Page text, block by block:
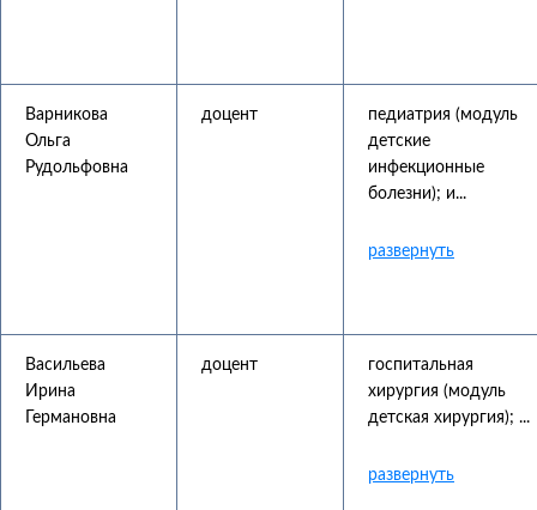
Варникова
Ольга
Рудольфовна
доцент
педиатрия (модуль
детские
инфекционные
болезни); и...
Васильева
Ирина
Германовна
доцент
госпитальная
хирургия (модуль
детская хирургия); ...